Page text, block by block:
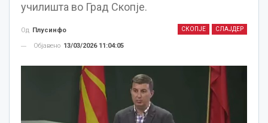
училишта во Град Скопје.
СКОПЈЕ СЛАЈДЕР
Од Плусинфо
Објавено 13/03/2026 11:04:05